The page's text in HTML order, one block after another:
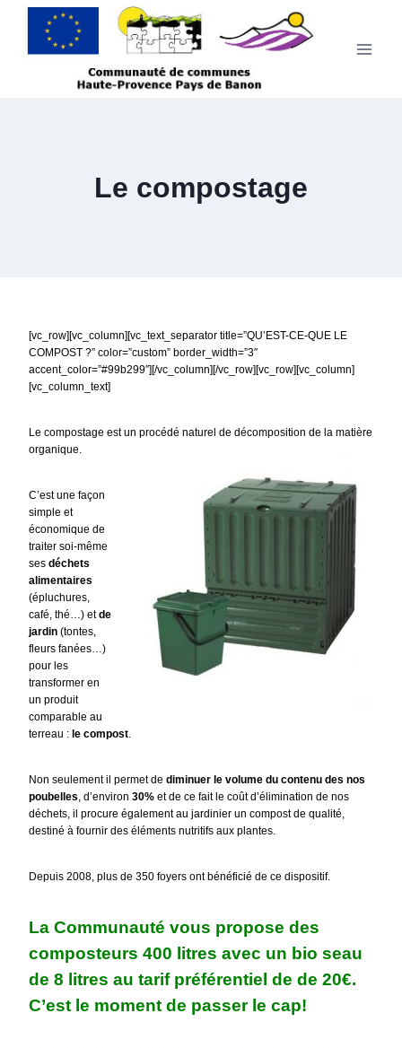
Le compostage
[vc_row][vc_column][vc_text_separator title=”QU’EST-CE-QUE LE
COMPOST ?” color=”custom” border_width=”3″
accent_color=”#99b299″][/vc_column][/vc_row][vc_row][vc_column]
[vc_column_text]
Le compostage est un procédé naturel de décomposition de la matière
organique.
C’est une façon
simple et
économique de
traiter soi-même
ses déchets
alimentaires
(épluchures,
café, thé…) etde
jardin (tontes,
fleurs fanées…)
pour les
transformer en
un produit
comparable au
terreau : le compost.
Non seulement il permet de diminuer le volume du contenu des nos
poubelles, d’environ 30% et de ce fait le coût d’élimination de nos
déchets, il procure également au jardinier un compost de qualité,
destiné à fournir des éléments nutritifs aux plantes.
Depuis 2008, plus de 350 foyers ont bénéficié de ce dispositif.
La Communauté vous propose des
composteurs 400 litres avec un bio seau
de 8 litres au tarif préférentiel de de 20€.
C’est le moment de passer le cap!